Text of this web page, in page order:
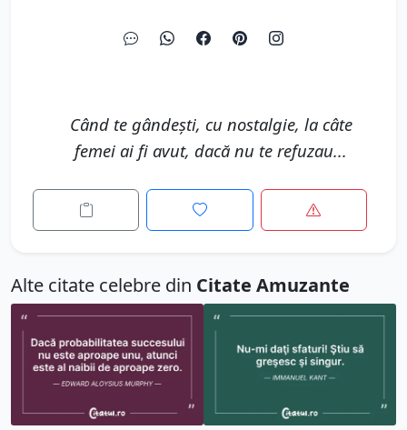
Când te gândești, cu nostalgie, la câte
femei ai fi avut, dacă nu te refuzau...
Alte citate celebre din Citate Amuzante